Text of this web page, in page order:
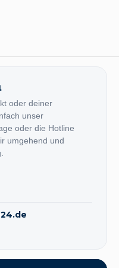
oder deiner
unser
oder die Hotline
umgehend und